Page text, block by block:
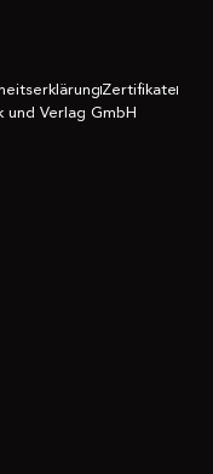
Zertifikate
Verlag GmbH